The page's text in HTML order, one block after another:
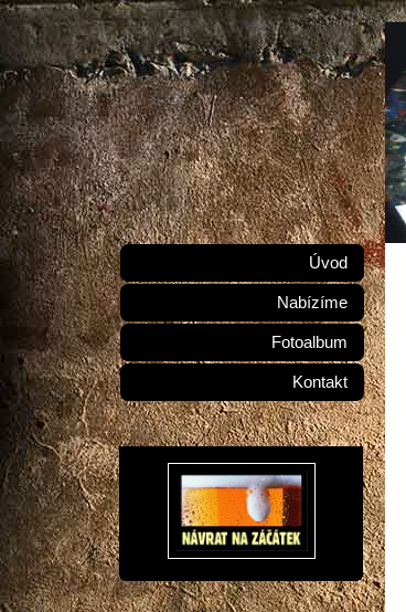
Úvod
Nabízíme
Fotoalbum
Kontakt